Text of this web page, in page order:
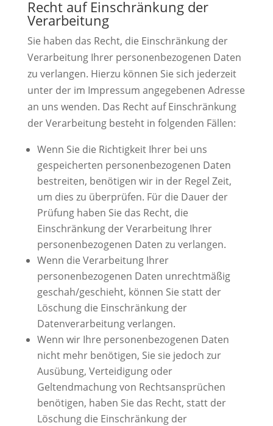
Recht auf Einschränkung der
Verarbeitung
Sie haben das Recht, die Einschränkung der
Verarbeitung Ihrer personenbezogenen Daten
zu verlangen. Hierzu können Sie sich jederzeit
unter der im Impressum angegebenen Adresse
an uns wenden. Das Recht auf Einschränkung
der Verarbeitung besteht in folgenden Fällen:
Wenn Sie die Richtigkeit Ihrer bei uns
gespeicherten personenbezogenen Daten
bestreiten, benötigen wir in der Regel Zeit,
um dies zu überprüfen. Für die Dauer der
Prüfung haben Sie das Recht, die
Einschränkung der Verarbeitung Ihrer
personenbezogenen Daten zu verlangen.
Wenn die Verarbeitung Ihrer
personenbezogenen Daten unrechtmäßig
geschah/geschieht, können Sie statt der
Löschung die Einschränkung der
Datenverarbeitung verlangen.
Wenn wir Ihre personenbezogenen Daten
nicht mehr benötigen, Sie sie jedoch zur
Ausübung, Verteidigung oder
Geltendmachung von Rechtsansprüchen
benötigen, haben Sie das Recht, statt der
Löschung die Einschränkung der